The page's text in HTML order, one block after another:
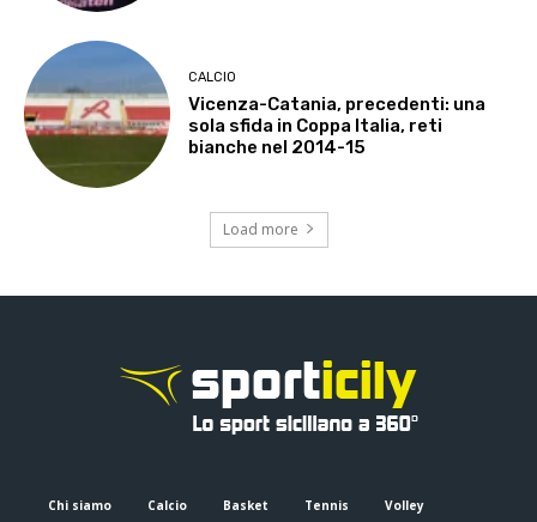
CALCIO
Vicenza-Catania, precedenti: una
sola sfida in Coppa Italia, reti
bianche nel 2014-15
Load more
Chi siamo Calcio Basket Tennis Volley